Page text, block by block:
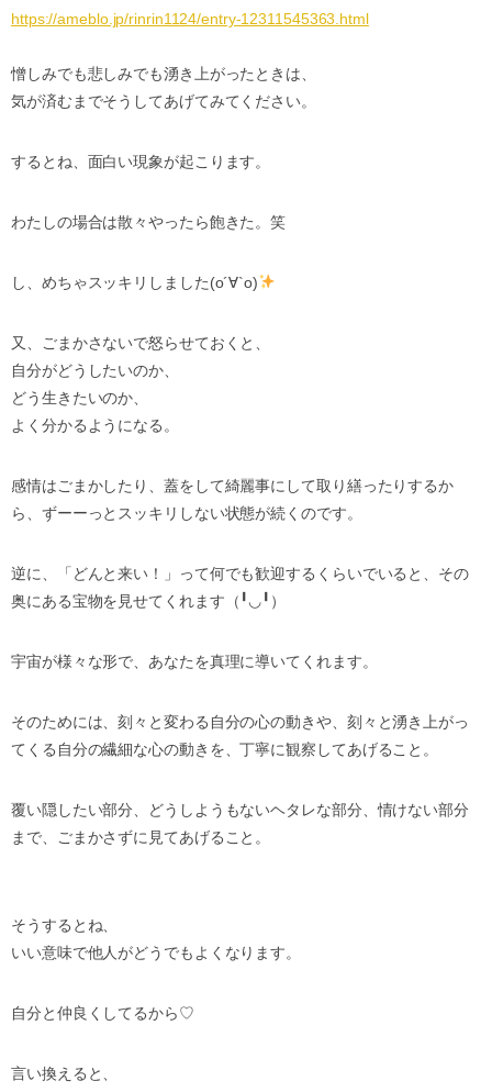
https://ameblo.jp/rinrin1124/entry-12311545363.html
憎しみでも悲しみでも湧き上がったときは、
気が済むまでそうしてあげてみてください。
するとね、面白い現象が起こります。
わたしの場合は散々やったら飽きた。笑
し、めちゃスッキリしました(о´∀`о)
又、ごまかさないで怒らせておくと、
自分がどうしたいのか、
どう生きたいのか、
よく分かるようになる。
感情はごまかしたり、蓋をして綺麗事にして取り繕ったりするか
ら、ずーーっとスッキリしない状態が続くのです。
逆に、「どんと来い！」って何でも歓迎するくらいでいると、その
奥にある宝物を見せてくれます（╹◡╹）
宇宙が様々な形で、あなたを真理に導いてくれます。
そのためには、刻々と変わる自分の心の動きや、刻々と湧き上がっ
てくる自分の繊細な心の動きを、丁寧に観察してあげること。
覆い隠したい部分、どうしようもないヘタレな部分、情けない部分
まで、ごまかさずに見てあげること。
そうするとね、
いい意味で他人がどうでもよくなります。
自分と仲良くしてるから♡
言い換えると、